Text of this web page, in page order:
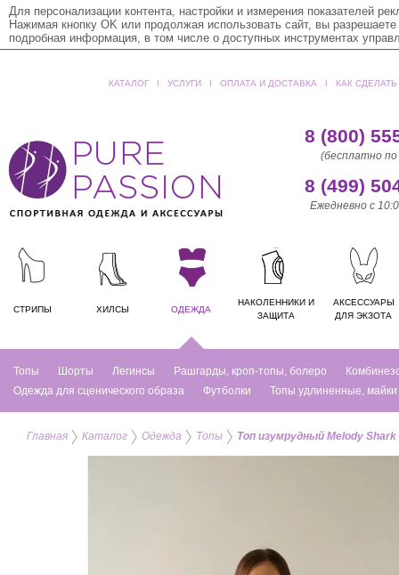
Для персонализации контента, настройки и измерения показателей
Нажимая кнопку OK или продолжая использовать сайт, вы
подробная информация, в том числе о доступных инструментах
КАТАЛОГ ǀ УСЛУГИ ǀ ОПЛАТА И ДОСТАВКА ǀ КАК СДЕЛАТЬ
8 (800)
(бесплатно по
8 (499)
Ежедневно с
СТРИПЫ ХИЛСЫ ОДЕЖДА
НАКОЛЕННИКИ И
ЗАЩИТА
АКСЕССУАРЫ
ДЛЯ ЭКЗОТА
Топы Шорты Легинсы Рашгарды, кроп-топы, болеро
Одежда для сценического образа
Футболки Топы удлиненные, майки
Главная Каталог Одежда Топы Топ изумрудный Melody Shark